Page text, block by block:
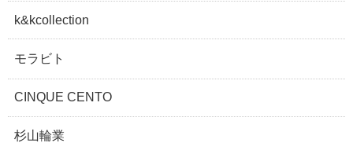
k&kcollection
モラビト
CINQUE CENTO
杉山輪業